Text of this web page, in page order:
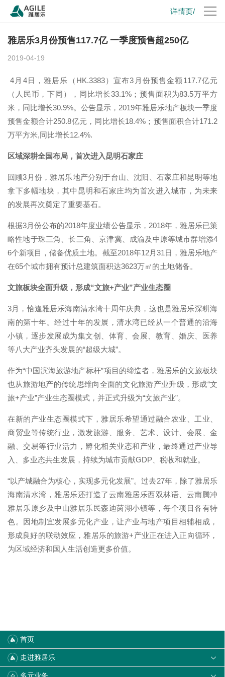
详情页/
雅居乐3月份预售117.7亿 一季度预售超250亿
2019-04-19
4月4日，雅居乐（HK.3383）宣布3月份预售金额117.7亿元
（人民币，下同），同比增长33.1%；预售面积为83.5万平方
米，同比增长30.9%。公告显示，2019年雅居乐地产板块一季度
预售金额合计250.8亿元，同比增长18.4%；预售面积合计171.2
万平方米,同比增长12.4%.
区域深耕全国布局，首次进入昆明石家庄
回顾3月份，雅居乐地产分别于台山、沈阳、石家庄和昆明等地
拿下多幅地块，其中昆明和石家庄均为首次进入城市，为未来
的发展再次奠定了重要基石。
根据3月份公布的2018年度业绩公告显示，2018年，雅居乐已策
略性地于珠三角、长三角、京津冀、成渝及中原等城市群增添4
6个新项目，储备优质土地。截至2018年12月31日，雅居乐地产
在65个城市拥有预计总建筑面积达3623万㎡的土地储备。
文旅板块全面升级，形成“文旅+产业”产业生态圈
3月，恰逢雅居乐海南清水湾十周年庆典，这也是雅居乐深耕海
南的第十年。经过十年的发展，清水湾已经从一个普通的沿海
小镇，逐步发展成为集文创、体育、会展、教育、婚庆、医养
等八大产业齐头发展的“超级大城”。
作为“中国滨海旅游地产标杆”项目的缔造者，雅居乐的文旅板块
也从旅游地产的传统思维向全面的文化旅游产业升级，形成“文
旅+产业”产业生态圈模式，并正式升级为“文旅产业”。
在新的产业生态圈模式下，雅居乐希望通过融合农业、工业、
商贸业等传统行业，激发旅游、服务、艺术、设计、会展、金
融、交易等行业活力，孵化相关业态和产业，最终通过产业导
入、多业态共生发展，持续为城市贡献GDP、税收和就业。
“以产城融合为核心，实现多元化发展”。过去27年，除了雅居乐
海南清水湾，雅居乐还打造了云南雅居乐西双林语、云南腾冲
雅居乐原乡及中山雅居乐民森迪茵湖小镇等，每个项目各有特
色。因地制宜发展多元化产业，让产业与地产项目相辅相成，
形成良好的联动效应，雅居乐的旅游+产业正在进入正向循环，
为区域经济和国人生活创造更多价值。
首页
走进雅居乐 
